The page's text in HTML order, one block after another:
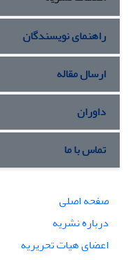
راهنمای نویسندگان
ارسال مقاله
داوران
تماس با ما
صفحه اصلی
درباره نشریه
اعضای هیات تحریریه